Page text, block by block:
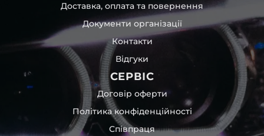
Доставка, оплата та повернення
Документи організації
Контакти
Відгуки
СЕРВІС
Договір оферти
Політика конфіденційності
Співпраця